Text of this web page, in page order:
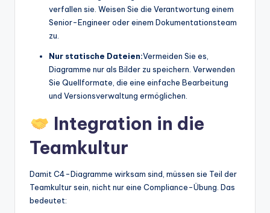
verfallen sie. Weisen Sie die Verantwortung einem
Senior-Engineer oder einem Dokumentationsteam
zu.
Nur statische Dateien:Vermeiden Sie es,
Diagramme nur als Bilder zu speichern. Verwenden
Sie Quellformate, die eine einfache Bearbeitung
und Versionsverwaltung ermöglichen.
Integration in die
Teamkultur
Damit C4-Diagramme wirksam sind, müssen sie Teil der
Teamkultur sein, nicht nur eine Compliance-Übung. Das
bedeutet: